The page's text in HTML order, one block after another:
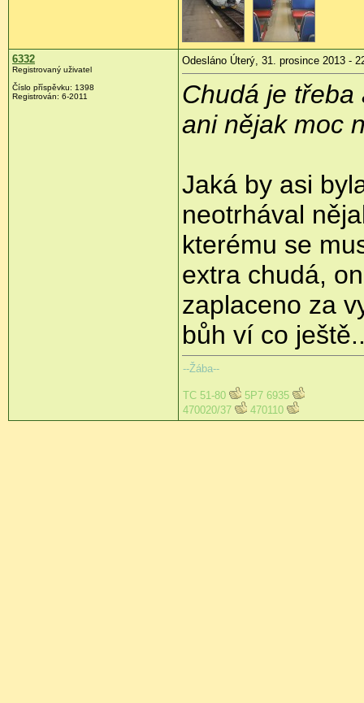
6332
Registrovaný uživatel
Číslo příspěvku: 1398
Registrován: 6-2011
Odesláno Úterý, 31. prosince 2013 -
Chudá je
ani nějak moc
Jaká by asi
neotrhával
kterému se
extra chudá,
zaplaceno za
bůh ví co
--Žába--
TC 51-80
5P7 6935
470020/37
470110